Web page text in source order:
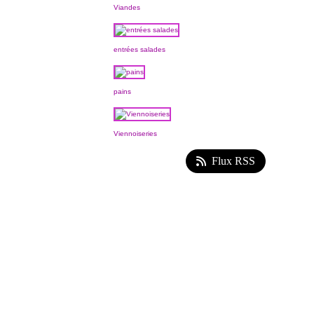
Viandes
entrées salades
pains
Viennoiseries
Flux RSS